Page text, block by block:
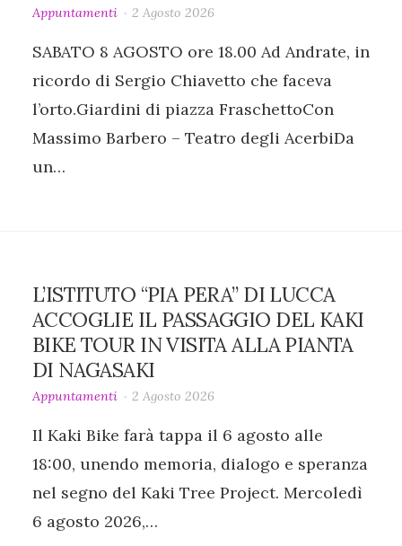
Appuntamenti 2 Agosto 2026
SABATO 8 AGOSTO ore 18.00 Ad Andrate, in
ricordo di Sergio Chiavetto che faceva
l’orto.Giardini di piazza FraschettoCon
Massimo Barbero – Teatro degli AcerbiDa
un…
L’ISTITUTO “PIA PERA” DI LUCCA
ACCOGLIE IL PASSAGGIO DEL KAKI
BIKE TOUR IN VISITA ALLA PIANTA
DI NAGASAKI
Appuntamenti 2 Agosto 2026
Il Kaki Bike farà tappa il 6 agosto alle
18:00, unendo memoria, dialogo e speranza
nel segno del Kaki Tree Project. Mercoledì
6 agosto 2026,…